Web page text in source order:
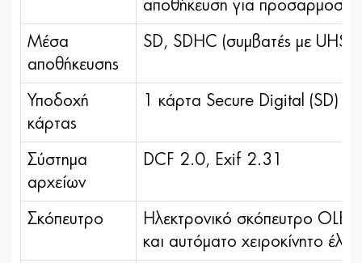
αποθήκευση για
Μέσα
αποθήκευσης
SD, SDHC (συμβατές με UHS-
Υποδοχή
κάρτας
1 κάρτα Secure Digital (SD)
Σύστημα
αρχείων
DCF 2.0, Exif 2.31
Σκόπευτρο
Hλεκτρονικό σκόπευτρο
και αυτόματο χειροκίνητο